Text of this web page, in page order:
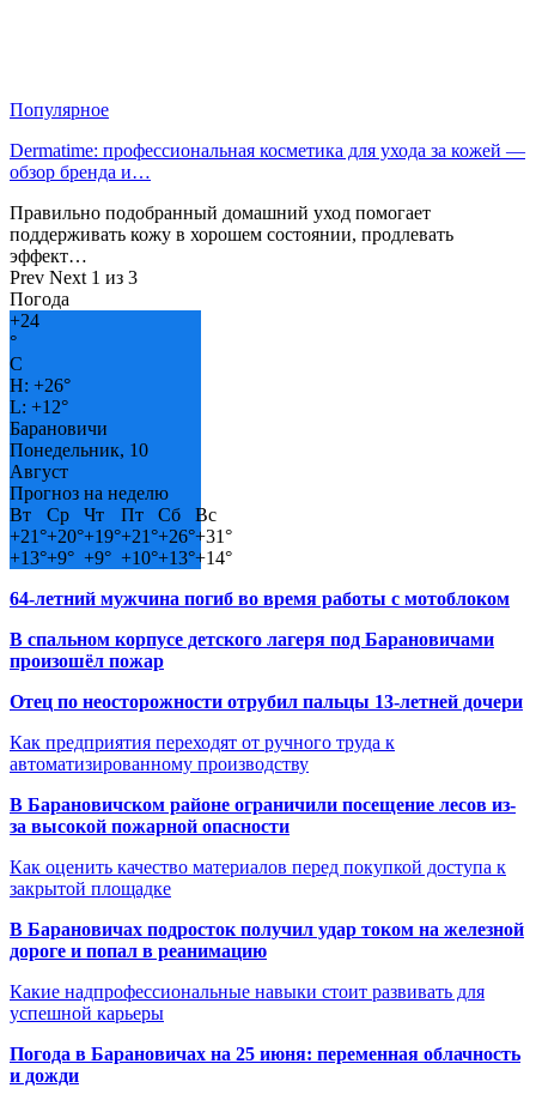
Популярное
Dermatime: профессиональная косметика для ухода за кожей —
обзор бренда и…
Правильно подобранный домашний уход помогает
поддерживать кожу в хорошем состоянии, продлевать
эффект…
Prev Next 1 из 3
Погода
+24
°
C
H: +26°
L: +12°
Барановичи
Понедельник, 10
Август
Прогноз на неделю
Вт
Ср Чт Пт Сб
Вс
+21°+20°+19°+21°+26°+31°
+13°+9° +9° +10°+13°+14°
64-летний мужчина погиб во время работы с мотоблоком
В спальном корпусе детского лагеря под Барановичами
произошёл пожар
Отец по неосторожности отрубил пальцы 13-летней дочери
Как предприятия переходят от ручного труда к
автоматизированному производству
В Барановичском районе ограничили посещение лесов из-
за высокой пожарной опасности
Как оценить качество материалов перед покупкой доступа к
закрытой площадке
В Барановичах подросток получил удар током на железной
дороге и попал в реанимацию
Какие надпрофессиональные навыки стоит развивать для
успешной карьеры
Погода в Барановичах на 25 июня: переменная облачность
и дожди